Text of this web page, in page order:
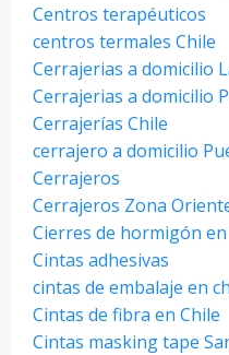
Centros terapéuticos
centros termales Chile
Cerrajerias a domicilio
Cerrajerias a domicilio
Cerrajerías Chile
cerrajero a domicilio
Cerrajeros
Cerrajeros Zona
Cierres de hormigón
Cintas adhesivas
cintas de embalaje en
Cintas de fibra en Chile
Cintas masking tape